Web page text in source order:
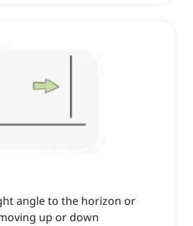
angle to the horizon or
up or down